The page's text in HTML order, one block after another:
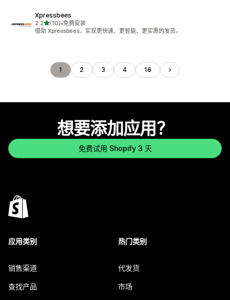
Xpressbees
2.2星（满分 5 星）
(10)
总共 10 条评论
•免费安装
借助 Xpressbees，实现更快速、更智能、更实惠的发货。
1 2 3 4 16
想要添加应用？
免费试用 Shopify 3 天
应用类别
销售渠道
查找产品
热门类别
代发货
市场